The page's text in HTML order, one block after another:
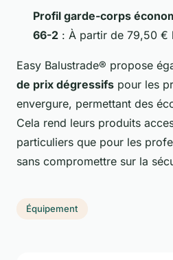
Profil garde-corps
66-2 : À partir de 79,50 €
Easy Balustrade® propose
de prix dégressifs pour les
envergure, permettant des
Cela rend leurs produits
particuliers que pour les
sans compromettre sur la
Équipement